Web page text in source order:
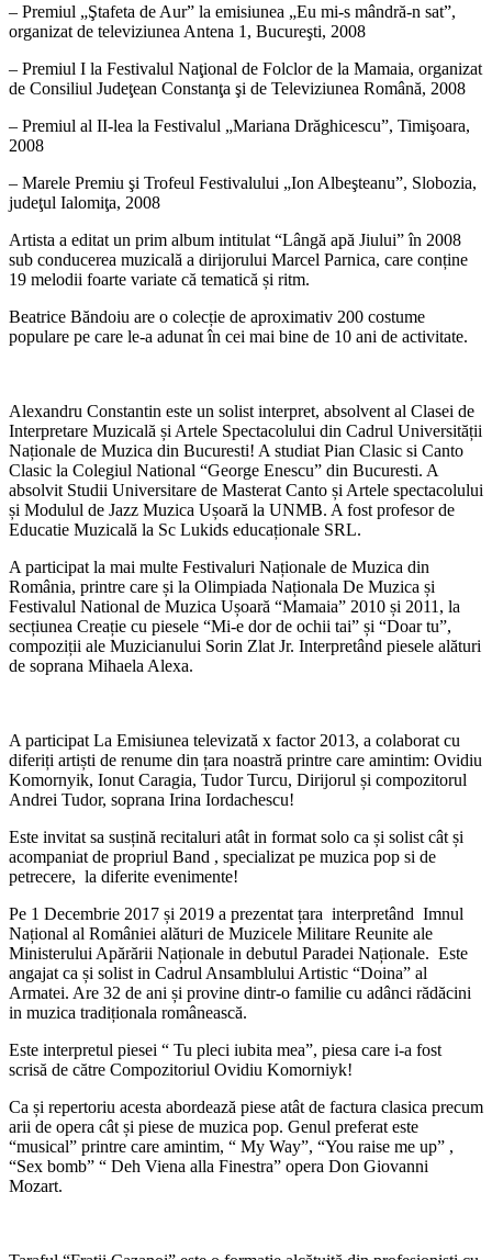
– Premiul „Ştafeta de Aur” la emisiunea „Eu mi-s mândră-n sat”,
organizat de televiziunea Antena 1, Bucureşti, 2008
– Premiul I la Festivalul Naţional de Folclor de la Mamaia, organizat
de Consiliul Judeţean Constanţa şi de Televiziunea Română, 2008
– Premiul al II-lea la Festivalul „Mariana Drăghicescu”, Timişoara,
2008
– Marele Premiu şi Trofeul Festivalului „Ion Albeşteanu”, Slobozia,
judeţul Ialomiţa, 2008
Artista a editat un prim album intitulat “Lângă apă Jiului” în 2008
sub conducerea muzicală a dirijorului Marcel Parnica, care conține
19 melodii foarte variate că tematică și ritm.
Beatrice Băndoiu are o colecție de aproximativ 200 costume
populare pe care le-a adunat în cei mai bine de 10 ani de activitate.
Alexandru Constantin este un solist interpret, absolvent al Clasei de
Interpretare Muzicală și Artele Spectacolului din Cadrul Universității
Naționale de Muzica din Bucuresti! A studiat Pian Clasic si Canto
Clasic la Colegiul National “George Enescu” din Bucuresti. A
absolvit Studii Universitare de Masterat Canto și Artele spectacolului
și Modulul de Jazz Muzica Ușoară la UNMB. A fost profesor de
Educatie Muzicală la Sc Lukids educaționale SRL.
A participat la mai multe Festivaluri Naționale de Muzica din
România, printre care și la Olimpiada Naționala De Muzica și
Festivalul National de Muzica Ușoară “Mamaia” 2010 și 2011, la
secțiunea Creație cu piesele “Mi-e dor de ochii tai” și “Doar tu”,
compoziții ale Muzicianului Sorin Zlat Jr. Interpretând piesele alături
de soprana Mihaela Alexa.
A participat La Emisiunea televizată x factor 2013, a colaborat cu
diferiți artiști de renume din țara noastră printre care amintim: Ovidiu
Komornyik, Ionut Caragia, Tudor Turcu, Dirijorul și compozitorul
Andrei Tudor, soprana Irina Iordachescu!
Este invitat sa susțină recitaluri atât in format solo ca și solist cât și
acompaniat de propriul Band , specializat pe muzica pop si de
petrecere, la diferite evenimente!
Pe 1 Decembrie 2017 și 2019 a prezentat țara interpretând Imnul
Național al României alături de Muzicele Militare Reunite ale
Ministerului Apărării Naționale in debutul Paradei Naționale. Este
angajat ca și solist in Cadrul Ansamblului Artistic “Doina” al
Armatei. Are 32 de ani și provine dintr-o familie cu adânci rădăcini
in muzica tradiționala românească.
Este interpretul piesei “ Tu pleci iubita mea”, piesa care i-a fost
scrisă de către Compozitoriul Ovidiu Komorniyk!
Ca și repertoriu acesta abordează piese atât de factura clasica precum
arii de opera cât și piese de muzica pop. Genul preferat este
“musical” printre care amintim, “ My Way”, “You raise me up” ,
“Sex bomb” “ Deh Viena alla Finestra” opera Don Giovanni
Mozart.